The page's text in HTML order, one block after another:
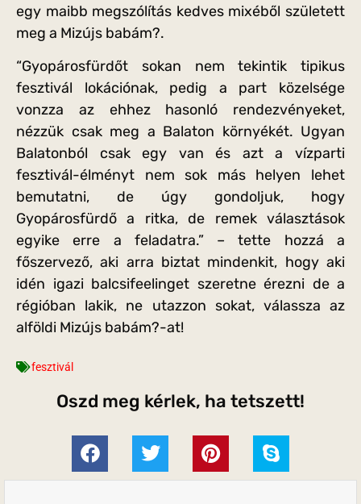
egy maibb megszólítás kedves mixéből született
meg a Mizújs babám?.
“Gyopárosfürdőt sokan nem tekintik tipikus
fesztivál lokációnak, pedig a part közelsége
vonzza az ehhez hasonló rendezvényeket,
nézzük csak meg a Balaton környékét. Ugyan
Balatonból csak egy van és azt a vízparti
fesztivál-élményt nem sok más helyen lehet
bemutatni, de úgy gondoljuk, hogy
Gyopárosfürdő a ritka, de remek választások
egyike erre a feladatra.” – tette hozzá a
főszervező, aki arra biztat mindenkit, hogy aki
idén igazi balcsifeelinget szeretne érezni de a
régióban lakik, ne utazzon sokat, válassza az
alföldi Mizújs babám?-at!
fesztivál
Oszd meg kérlek, ha tetszett!